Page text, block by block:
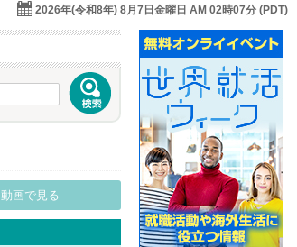
2026年(令和8年) 8月7日金曜日 AM 02時07分 (PDT)
動画で見る